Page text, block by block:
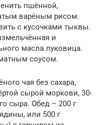
пшённой,
варёным рисом.
с кусочками тыквы.
и
масла луковица.
соусом.
чая без сахара,
сырой моркови, 30-
сыра. Обед – 200 г
или 500 г